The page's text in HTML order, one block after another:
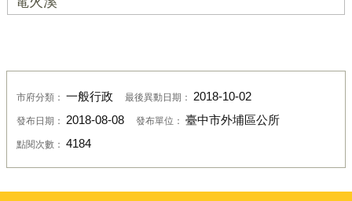
市府分類： 一般行政 最後異動日期： 2018-10-02
發布日期： 2018-08-08 發布單位： 臺中市外埔區公所
點閱次數： 4184